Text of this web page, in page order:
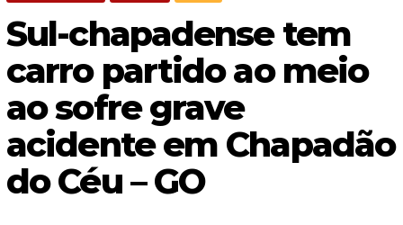
Sul-chapadense tem
carro partido ao meio
ao sofre grave
acidente em Chapadão
do Céu – GO